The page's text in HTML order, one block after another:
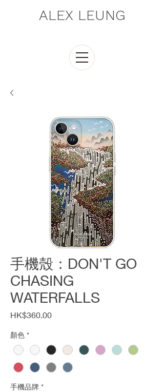
ALEX LEUNG
手機殼：DON'T GO
CHASING
WATERFALLS
HK$360.00價
顏色 *
手機品牌 *